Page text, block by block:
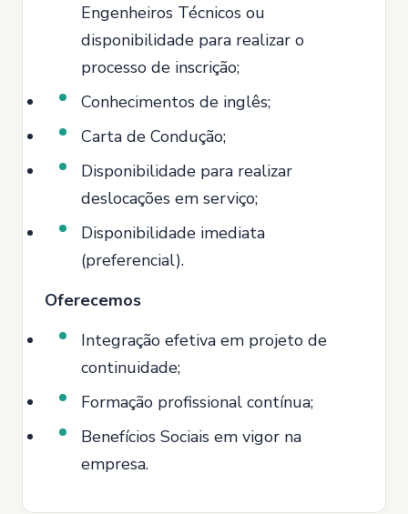
Engenheiros Técnicos ou
disponibilidade para realizar o
processo de inscrição;
Conhecimentos de inglês;
Carta de Condução;
Disponibilidade para realizar
deslocações em serviço;
Disponibilidade imediata
(preferencial).
Oferecemos
Integração efetiva em projeto de
continuidade;
Formação profissional contínua;
Benefícios Sociais em vigor na
empresa.